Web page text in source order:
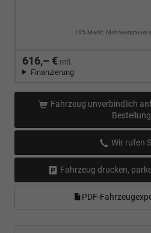
19% MwSt. Mehrwertsteuer
616,– € mtl.
Finanzierung
Fahrzeug unverbindlich
Wir rufen
Fahrzeug drucken,
PDF-